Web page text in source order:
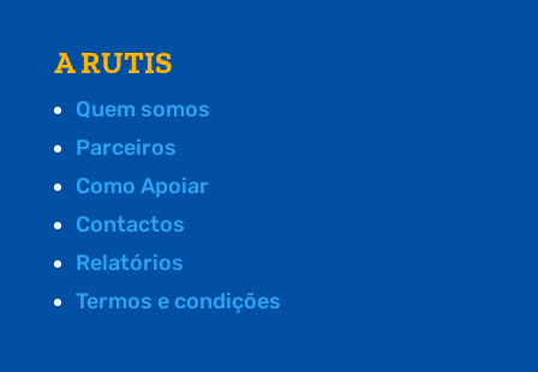
A RUTIS
Quem somos
Parceiros
Como Apoiar
Contactos
Relatórios
Termos e condições